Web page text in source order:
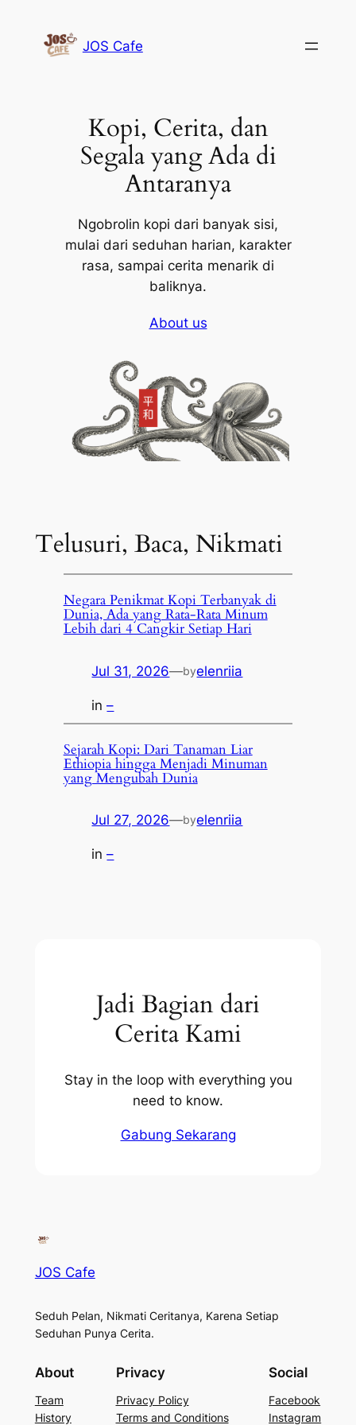
konten
JOS Cafe
Kopi, Cerita, dan
Segala yang Ada di
Antaranya
Ngobrolin kopi dari banyak sisi,
mulai dari seduhan harian, karakter
rasa, sampai cerita menarik di
baliknya.
About us
Telusuri, Baca, Nikmati
Negara Penikmat Kopi Terbanyak di
Dunia, Ada yang Rata-Rata Minum
Lebih dari 4 Cangkir Setiap Hari
Jul 31, 2026—byelenriia
in–
Sejarah Kopi: Dari Tanaman Liar
Ethiopia hingga Menjadi Minuman
yang Mengubah Dunia
Jul 27, 2026—byelenriia
in–
Jadi Bagian dari
Cerita Kami
Stay in the loop with everything you
need to know.
Gabung Sekarang
JOS Cafe
Seduh Pelan, Nikmati Ceritanya, Karena Setiap
Seduhan Punya Cerita.
About
Team
History
Privacy
Privacy Policy
Terms and Conditions
Social
Facebook
Instagram